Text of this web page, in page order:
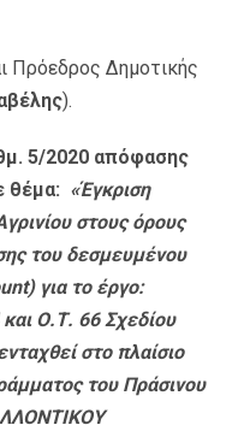
Πρόεδρος Δημοτικής
).
5/2020 απόφασης
θέμα: «Έγκριση
στους όρους
του δεσμευμένου
για το έργο:
Ο.Τ. 66 Σχεδίου
στο πλαίσιο
του Πράσινου